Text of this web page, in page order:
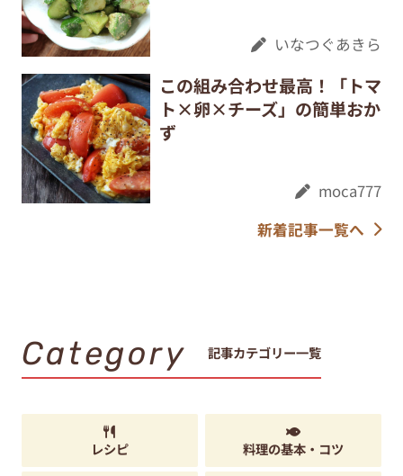
いなつぐあきら
この組み合わせ最高！「トマ
ト×卵×チーズ」の簡単おか
ず
moca777
新着記事一覧へ
Category 記事カテゴリー一覧
レシピ 料理の基本・コツ